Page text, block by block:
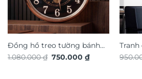
Đồng hồ treo tường bánh
răng chuyển động trang trí
1.080.000₫ Giá
750.000₫Giá
Tài